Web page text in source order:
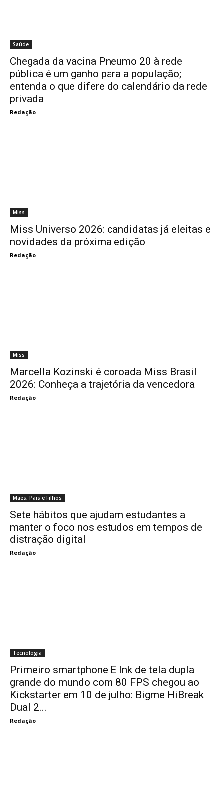
Saúde
Chegada da vacina Pneumo 20 à rede
pública é um ganho para a população;
entenda o que difere do calendário da rede
privada
Redação
Miss
Miss Universo 2026: candidatas já eleitas e
novidades da próxima edição
Redação
Miss
Marcella Kozinski é coroada Miss Brasil
2026: Conheça a trajetória da vencedora
Redação
Mães, Pais e Filhos
Sete hábitos que ajudam estudantes a
manter o foco nos estudos em tempos de
distração digital
Redação
Tecnologia
Primeiro smartphone E Ink de tela dupla
grande do mundo com 80 FPS chegou ao
Kickstarter em 10 de julho: Bigme HiBreak
Dual 2...
Redação